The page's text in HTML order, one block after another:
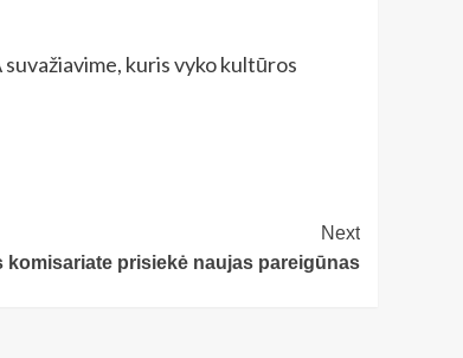
kuris vyko kultūros
Next
komisariate prisiekė naujas pareigūnas